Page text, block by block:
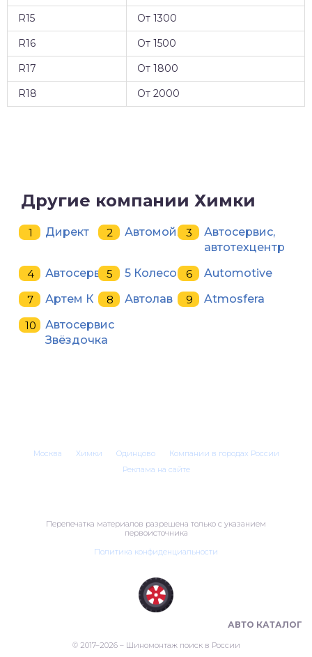
R15
От 1300
R16
От 1500
R17
От 1800
R18
От 2000
Другие компании Химки
Директ Автомойка
Автосервис,
автотехцентр
Автосервис
5 Колесо
Automotive
Артем К
Автолав
Atmosfera
Автосервис
Звёздочка
АВТО КАТАЛОГ
© 2017–2026 – Шиномонтаж поиск в России
Москва Химки Одинцово
Компании в городах России
Реклама на сайте
Перепечатка материалов разрешена только с указанием
первоисточника
Политика конфиденциальности